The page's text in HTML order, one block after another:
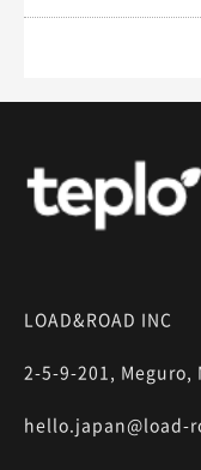
LOAD&ROAD INC
2-5-9-201, Meguro,
hello.japan@load-